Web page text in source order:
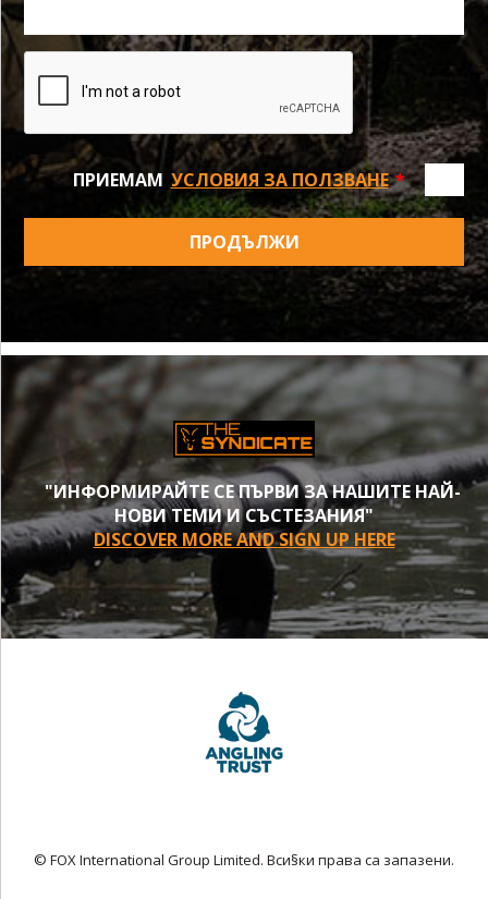
ПРИЕМАМ УСЛОВИЯ ЗА ПОЛЗВАНЕ *
ПРОДЪЛЖИ
"ИНФОРМИРАЙТЕ СЕ ПЪРВИ ЗА НАШИТЕ НАЙ-
НОВИ ТЕМИ И СЪСТЕЗАНИЯ"
DISCOVER MORE AND SIGN UP HERE
© FOX International Group Limited. Вси§ки права са запазени.